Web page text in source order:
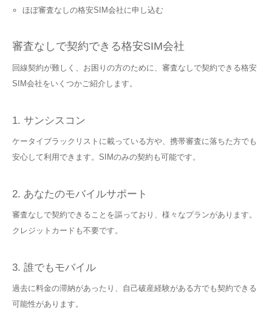
ほぼ審査なしの格安SIM会社に申し込む
審査なしで契約できる格安SIM会社
回線契約が難しく、お困りの方のために、審査なしで契約できる格安
SIM会社をいくつかご紹介します。
1. サンシスコン
ケータイブラックリストに載っている方や、携帯審査に落ちた方でも
安心して利用できます。SIMのみの契約も可能です。
2. あなたのモバイルサポート
審査なしで契約できることを謳っており、様々なプランがあります。
クレジットカードも不要です。
3. 誰でもモバイル
過去に料金の滞納があったり、自己破産経験がある方でも契約できる
可能性があります。